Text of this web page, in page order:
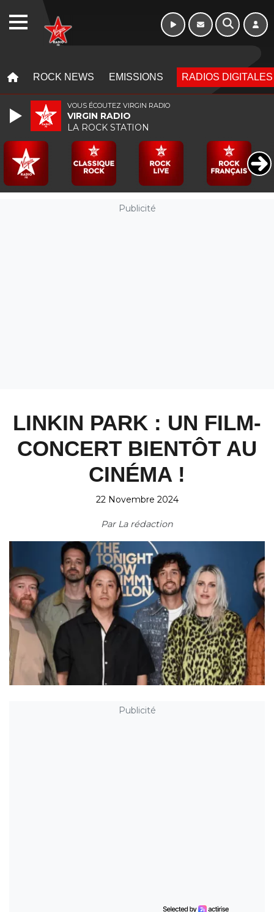
ROCK NEWS EMISSIONS RADIOS DIGITALES
Publicité
LINKIN PARK : UN FILM-
CONCERT BIENTÔT AU
CINÉMA !
22 Novembre 2024
Par La rédaction
Publicité
VOUS ÉCOUTEZ VIRGIN RADIO
VIRGIN RADIO
LA ROCK STATION
WEBRADIO